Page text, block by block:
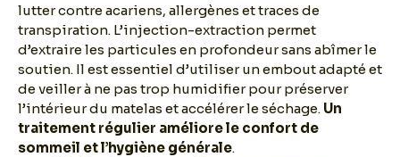
lutter contre acariens, allergènes et traces de
transpiration. L’injection-extraction permet
d’extraire les particules en profondeur sans abîmer le
soutien. Il est essentiel d’utiliser un embout adapté et
de veiller à ne pas trop humidifier pour préserver
l’intérieur du matelas et accélérer le séchage. Un
traitement régulier améliore le confort de
sommeil et l’hygiène générale.